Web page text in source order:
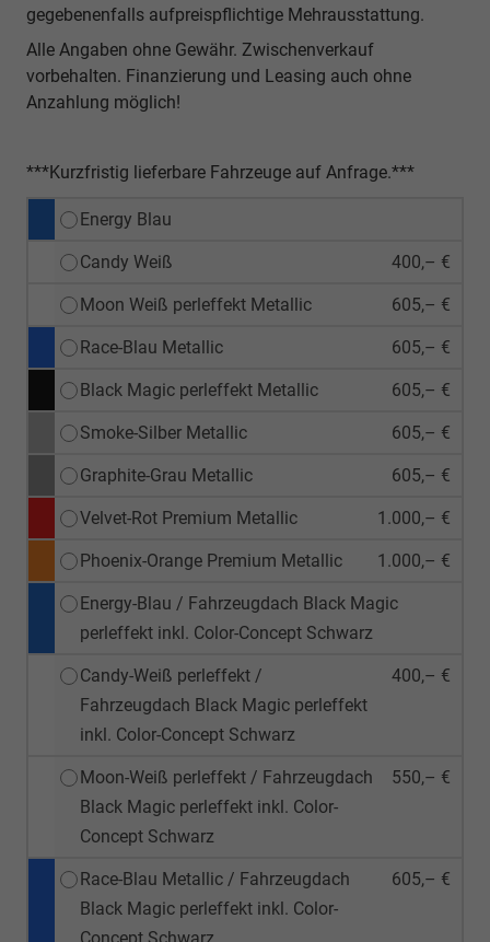
gegebenenfalls aufpreispflichtige Mehrausstattung.
Alle Angaben ohne Gewähr. Zwischenverkauf
vorbehalten. Finanzierung und Leasing auch ohne
Anzahlung möglich!
***Kurzfristig lieferbare Fahrzeuge auf Anfrage.***
Energy Blau
Candy Weiß 400,– €
Moon Weiß perleffekt Metallic 605,– €
Race-Blau Metallic 605,– €
Black Magic perleffekt Metallic 605,– €
Smoke-Silber Metallic 605,– €
Graphite-Grau Metallic 605,– €
Velvet-Rot Premium Metallic 1.000,– €
Phoenix-Orange Premium Metallic 1.000,– €
Energy-Blau / Fahrzeugdach Black Magic
perleffekt inkl. Color-Concept Schwarz
Candy-Weiß perleffekt /
Fahrzeugdach Black Magic perleffekt
inkl. Color-Concept Schwarz
400,– €
Moon-Weiß perleffekt / Fahrzeugdach
Black Magic perleffekt inkl. Color-
Concept Schwarz
550,– €
Race-Blau Metallic / Fahrzeugdach
Black Magic perleffekt inkl. Color-
605,– €